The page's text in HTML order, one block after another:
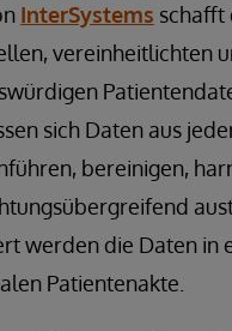
InterSystems schafft
vereinheitlichten
sich Daten aus
bereinigen,
werden die Daten in
Patientenakte.